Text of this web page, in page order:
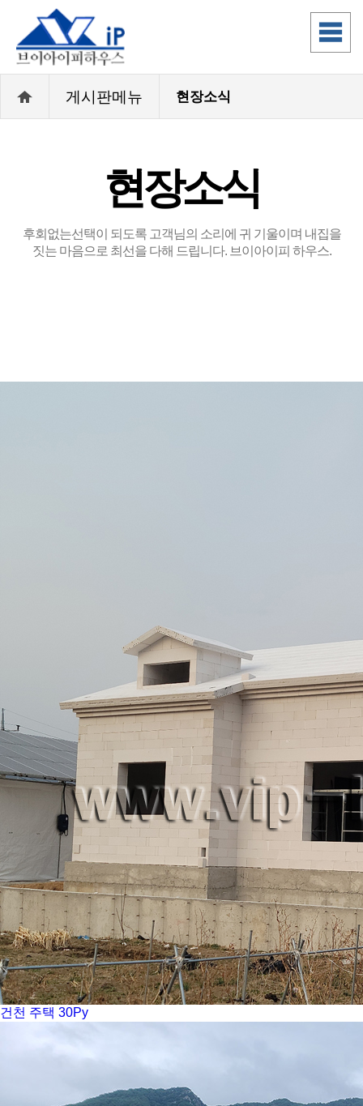
게시판메뉴 현장소식
현장소식
후회없는선택이 되도록 고객님의 소리에 귀 기울이며 내집을
짓는 마음으로 최선을 다해 드립니다. 브이아이피 하우스.
건천 주택 30Py